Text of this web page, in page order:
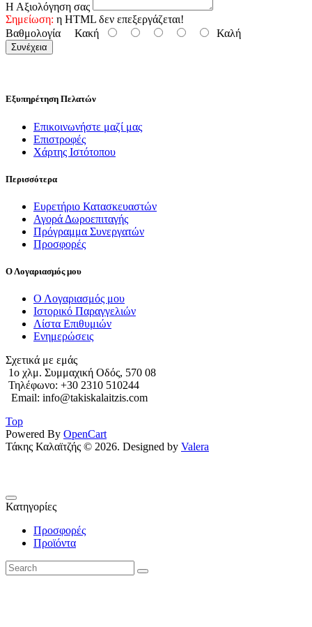
Η Αξιολόγηση σας
Σημείωση: η HTML δεν επεξεργάζεται!
Βαθμολογία Κακή Καλή
Συνέχεια
Εξυπηρέτηση Πελατών
Επικοινωνήστε μαζί μας
Επιστροφές
Χάρτης Ιστότοπου
Περισσότερα
Ευρετήριο Κατασκευαστών
Αγορά Δωροεπιταγής
Πρόγραμμα Συνεργατών
Προσφορές
Ο Λογαριασμός μου
Ο Λογαριασμός μου
Ιστορικό Παραγγελιών
Λίστα Επιθυμιών
Ενημερώσεις
Σχετικά με εμάς
1o χλμ. Συμμαχική Οδός, 570 08
Τηλέφωνο: +30 2310 510244
Email: info@takiskalaitzis.com
Top
Powered By OpenCart
Τάκης Καλαϊτζής © 2026. Designed by Valera
Κατηγορίες
Προσφορές
Προϊόντα